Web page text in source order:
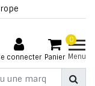
connecter
0
Panier Menu